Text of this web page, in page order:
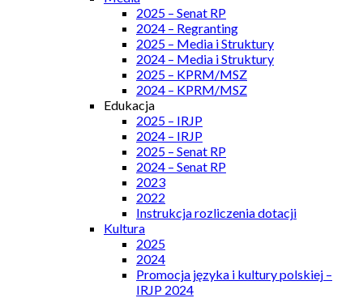
2025 – Senat RP
2024 – Regranting
2025 – Media i Struktury
2024 – Media i Struktury
2025 – KPRM/MSZ
2024 – KPRM/MSZ
Edukacja
2025 – IRJP
2024 – IRJP
2025 – Senat RP
2024 – Senat RP
2023
2022
Instrukcja rozliczenia dotacji
Kultura
2025
2024
Promocja języka i kultury polskiej –
IRJP 2024